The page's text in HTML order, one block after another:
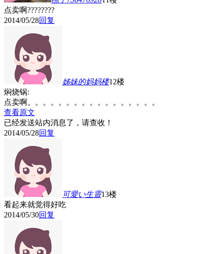
点卖啊????????
2014/05/28回复
姊妹的妈妈楼12楼
焖烧锅:
点卖啊。。。。。。。。。。。。。。。。。
查看原文
已经发送站内消息了，请查收！
2014/05/28回复
可愛い生靈13楼
看起来就觉得好吃
2014/05/30回复